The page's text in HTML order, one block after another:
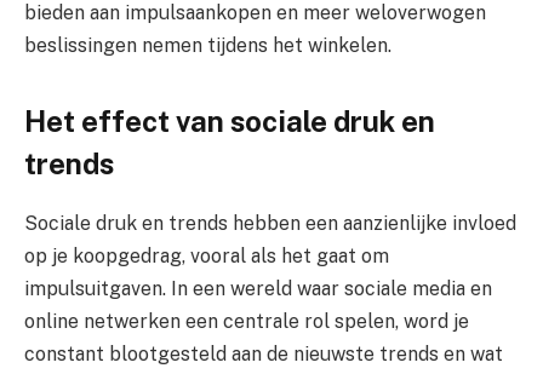
bieden aan impulsaankopen en meer weloverwogen
beslissingen nemen tijdens het winkelen.
Het effect van sociale druk en
trends
Sociale druk en trends hebben een aanzienlijke invloed
op je koopgedrag, vooral als het gaat om
impulsuitgaven. In een wereld waar sociale media en
online netwerken een centrale rol spelen, word je
constant blootgesteld aan de nieuwste trends en wat